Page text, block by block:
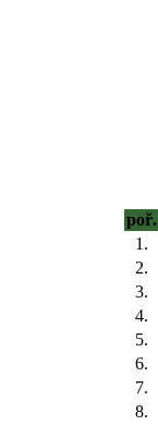
poř.
1.
2.
3.
4.
5.
6.
7.
8.